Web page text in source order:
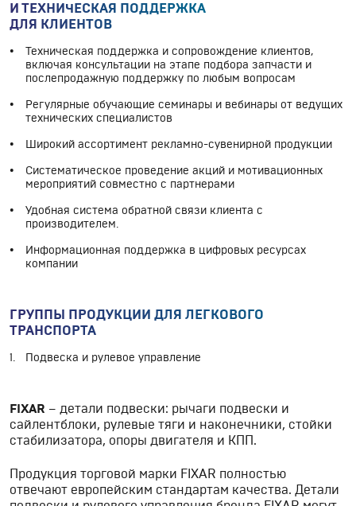
И ТЕХНИЧЕСКАЯ ПОДДЕРЖКА
ДЛЯ КЛИЕНТОВ
Техническая поддержка и сопровождение клиентов,
включая консультации на этапе подбора запчасти и
послепродажную поддержку по любым вопросам
Регулярные обучающие семинары и вебинары от ведущих
технических специалистов
Широкий ассортимент рекламно-сувенирной продукции
Систематическое проведение акций и мотивационных
мероприятий совместно с партнерами
Удобная система обратной связи клиента с
производителем.
Информационная поддержка в цифровых ресурсах
компании
ГРУППЫ ПРОДУКЦИИ ДЛЯ ЛЕГКОВОГО
ТРАНСПОРТА
Подвеска и рулевое управление
FIXAR – детали подвески: рычаги подвески и
сайлентблоки, рулевые тяги и наконечники, стойки
стабилизатора, опоры двигателя и КПП.
Продукция торговой марки FIXAR полностью
отвечают европейским стандартам качества. Детали